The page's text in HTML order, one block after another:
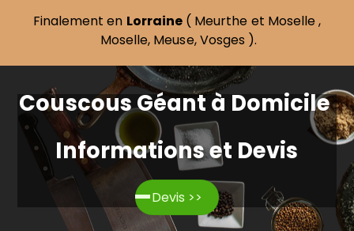
Finalement en Lorraine( Meurthe et Moselle,
Moselle, Meuse,Vosges ).
Couscous Géant à Domicile
Informations et Devis
Devis >>